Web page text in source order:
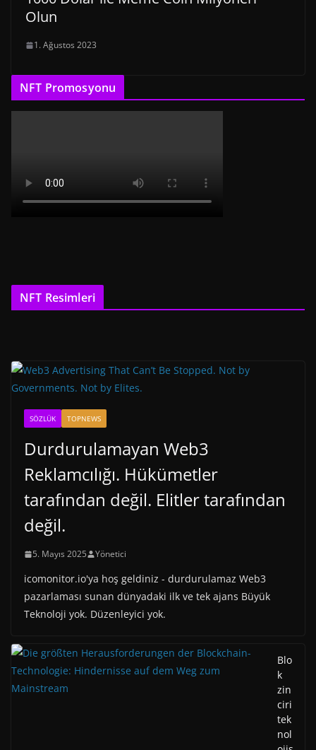
Olun
1. Ağustos 2023
NFT Promosyonu
NFT Resimleri
SÖZLÜK TOPNEWS
Durdurulamayan Web3
Reklamcılığı. Hükümetler
tarafından değil. Elitler tarafından
değil.
5. Mayıs 2025 Yönetici
icomonitor.io'ya hoş geldiniz - durdurulamaz Web3
pazarlaması sunan dünyadaki ilk ve tek ajans Büyük
Teknoloji yok. Düzenleyici yok.
Blo
k
zin
ciri
tek
nol